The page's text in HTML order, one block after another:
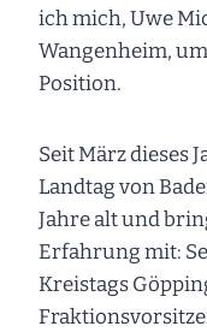
ich mich, Uwe
Wangenheim,
Position.
Seit März dieses
Landtag von
Jahre alt und
Erfahrung mit:
Kreistags